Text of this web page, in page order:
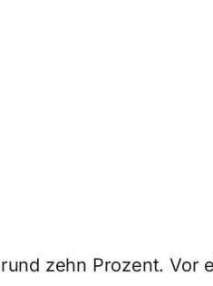
zehn Prozent. Vor